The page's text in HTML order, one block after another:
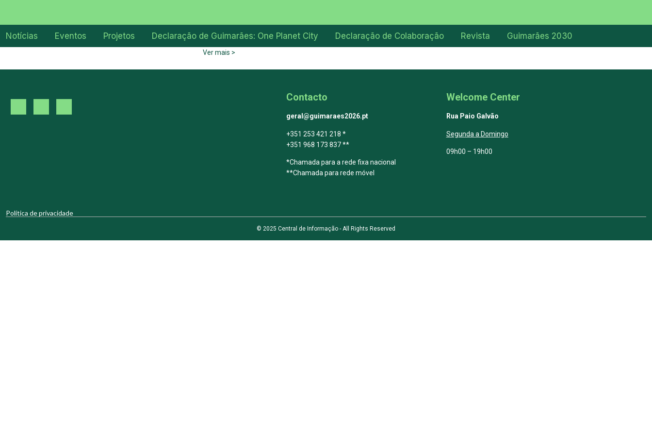
Notícias Eventos Projetos Declaração de Guimarães: One Planet City Declaração de Colaboração Revista Guimarães 2030
Ver mais >
Contacto
geral@guimaraes2026.pt
+351 253 421 218 *
+351 968 173 837 **
*Chamada para a rede fixa nacional
**Chamada para rede móvel
Welcome Center
Rua Paio Galvão
Segunda a Domingo
09h00 – 19h00
Política de privacidade
© 2025 Central de Informação - All Rights Reserved